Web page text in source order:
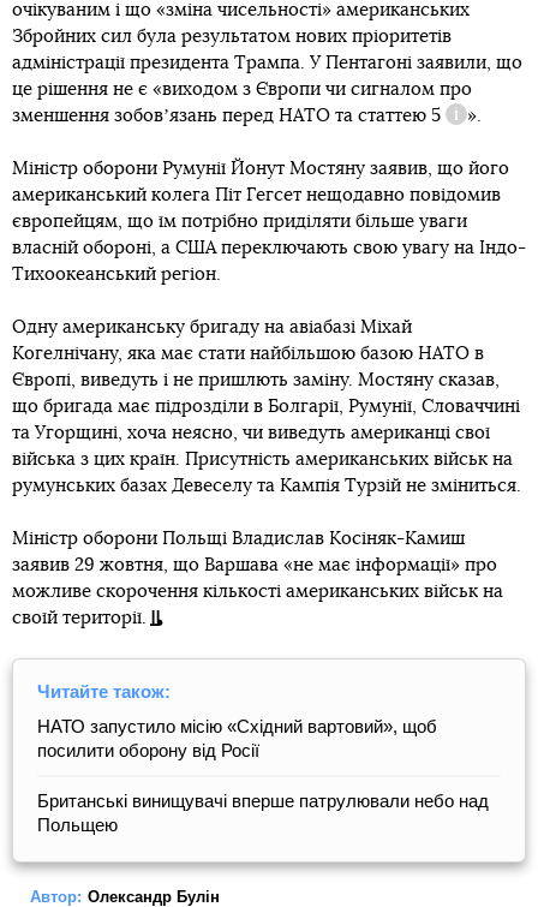
очікуваним і що «зміна чисельності» американських
Збройних сил була результатом нових пріоритетів
адміністрації президента Трампа. У Пентагоні заявили, що
це рішення не є «виходом з Європи чи сигналом про
зменшення зобовʼязань перед НАТО та статтею 5
Довідка
».
Міністр оборони Румунії Йонут Мостяну заявив, що його
американський колега Піт Гегсет нещодавно повідомив
європейцям, що їм потрібно приділяти більше уваги
власній обороні, а США переключають свою увагу на Індо-
Тихоокеанський регіон.
Одну американську бригаду на авіабазі Міхай
Когелнічану, яка має стати найбільшою базою НАТО в
Європі, виведуть і не пришлють заміну. Мостяну сказав,
що бригада має підрозділи в Болгарії, Румунії, Словаччині
та Угорщині, хоча неясно, чи виведуть американці свої
війська з цих країн. Присутність американських військ на
румунських базах Девеселу та Кампія Турзій не зміниться.
Міністр оборони Польщі Владислав Косіняк-Камиш
заявив 29 жовтня, що Варшава «не має інформації» про
можливе скорочення кількості американських військ на
своїй території.
Читайте також:
НАТО запустило місію «Східний вартовий», щоб
посилити оборону від Росії
Британські винищувачі вперше патрулювали небо над
Польщею
Автор: Олександр Булін